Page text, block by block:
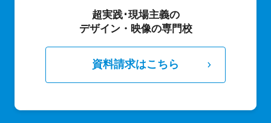
超実践･現場主義の
デザイン・映像の専門校
資料請求はこちら